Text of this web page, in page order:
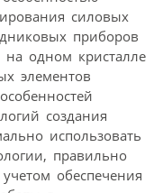
силовых
приборов
на одном кристалле
элементов
создания
использовать
правильно
обеспечения